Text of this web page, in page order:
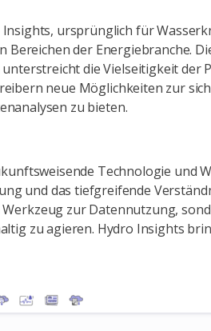
Insights, ursprünglich für
Bereichen der Energiebranche.
die Vielseitigkeit der
neue Möglichkeiten zur
zu bieten.
Technologie und
und das tiefgreifende
zur Datennutzung,
zu agieren. Hydro Insights